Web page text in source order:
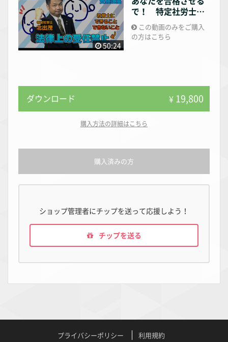
50:24
で！ 特定社労士講
座 倫理編1
この動画のみをご購入
の方はこちら
ダウンロード ¥ 19,800
購入方法の詳細はこちら
購入済みの方
ショップ管理者にチップを送って応援しよう！
チップを送る
プライバシーポリシー 利用規約